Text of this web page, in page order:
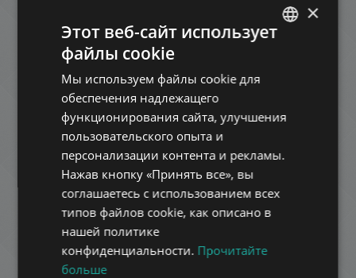
Свяжитесь с нами
сейчас и мы ответим в течение 24 часов!
мобильного
телефона
сообщение
HUNGARIAN
ITALIAN
SPANISH
RUSSIAN
×
Этот веб-сайт использует
файлы cookie
Мы используем файлы cookie для
обеспечения надлежащего
функционирования сайта, улучшения
пользовательского опыта и
персонализации контента и рекламы.
Нажав кнопку «Принять все», вы
соглашаетесь с использованием всех
типов файлов cookie, как описано в
нашей политике
конфиденциальности. Прочитайте
больше